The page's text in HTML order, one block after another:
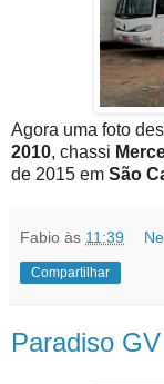
Agora uma foto
2010, chassi
de 2015 em São
Fabio às 11:39
Compartilhar
Paradiso